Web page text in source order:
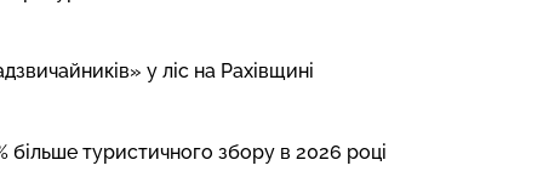
у ліс на Рахівщині
більше туристичного збору в 2026 році